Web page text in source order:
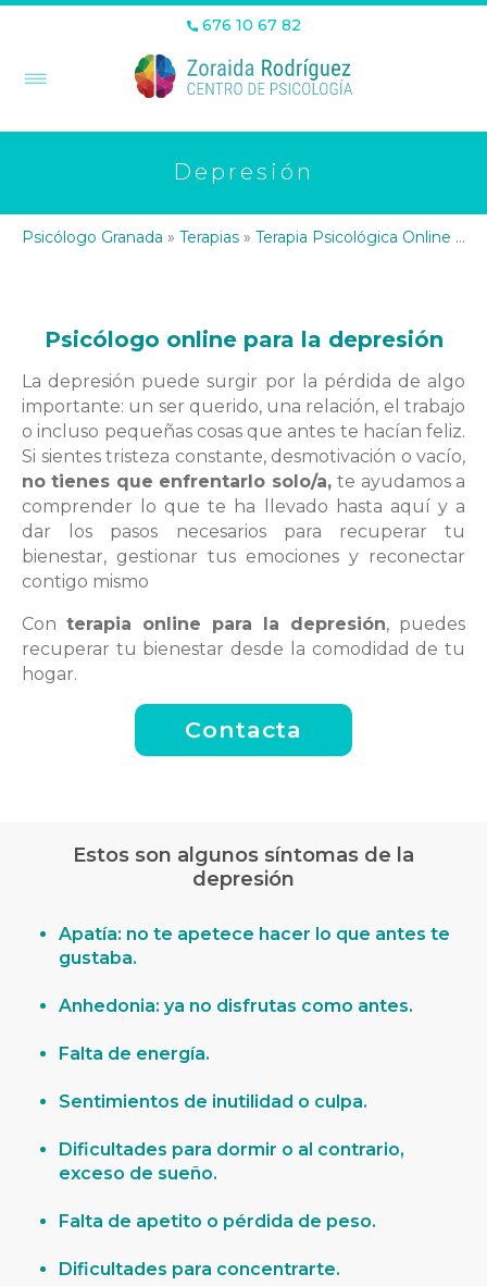
676 10 67 82
Depresión
Psicólogo Granada » Terapias » Terapia Psicológica Online
Psicólogo online para la depresión
La depresión puede surgir por la pérdida de algo
importante: un ser querido, una relación, el trabajo
o incluso pequeñas cosas que antes te hacían feliz.
Si sientes tristeza constante, desmotivación o vacío,
no tienes que enfrentarlo solo/a,te ayudamos a
comprender lo que te ha llevado hasta aquí y a
dar los pasos necesarios para recuperar tu
bienestar, gestionar tus emociones y reconectar
contigo mismo
Con terapia online para la depresión, puedes
recuperar tu bienestar desde la comodidad de tu
hogar.
Contacta
Estos son algunos síntomas de la
depresión
Apatía: no te apetece hacer lo que antes te
gustaba.
Anhedonia: ya no disfrutas como antes.
Falta de energía.
Sentimientos de inutilidad o culpa.
Dificultades para dormir o al contrario,
exceso de sueño.
Falta de apetito o pérdida de peso.
Dificultades para concentrarte.